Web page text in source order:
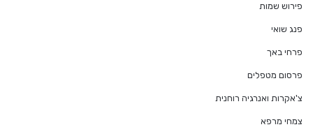
פירוש שמות
פנג שואי
פרחי באך
פרסום מטפלים
צ'אקרות ואנרגיה רוחנית
צמחי מרפא